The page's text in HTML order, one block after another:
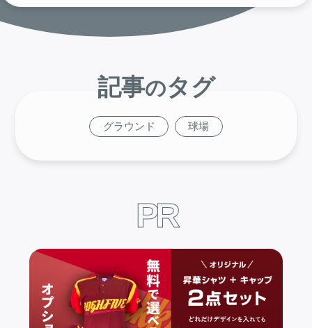
記事のタグ
グラウンド 球場
PR